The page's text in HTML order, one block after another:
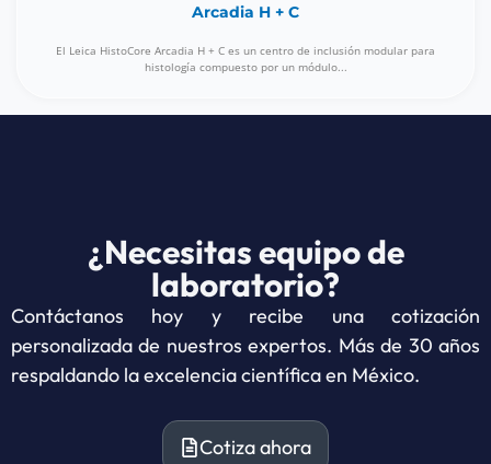
Arcadia H + C
El Leica HistoCore Arcadia H + C es un centro de inclusión modular para
histología compuesto por un módulo...
¿Necesitas equipo de
laboratorio?
Contáctanos hoy y recibe una cotización
personalizada de nuestros expertos. Más de 30 años
respaldando la excelencia científica en México.
Cotiza ahora